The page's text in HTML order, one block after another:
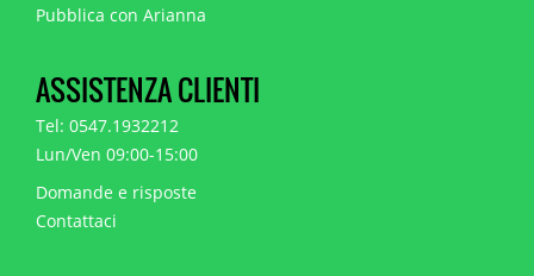
Pubblica con Arianna
ASSISTENZA CLIENTI
Tel: 0547.1932212
Lun/Ven 09:00-15:00
Domande e risposte
Contattaci